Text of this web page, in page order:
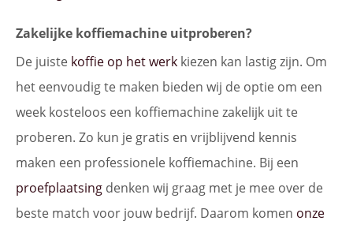
Zakelijke koffiemachine uitproberen?
De juiste koffie op het werk kiezen kan lastig zijn. Om
het eenvoudig te maken bieden wij de optie om een
week kosteloos een koffiemachine zakelijk uit te
proberen. Zo kun je gratis en vrijblijvend kennis
maken een professionele koffiemachine. Bij een
proefplaatsing denken wij graag met je mee over de
beste match voor jouw bedrijf. Daarom komen onze